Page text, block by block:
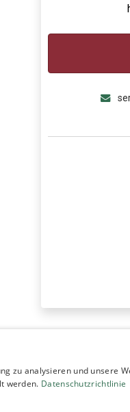
zu analysieren und unsere
werden. Datenschutzrichtlinie